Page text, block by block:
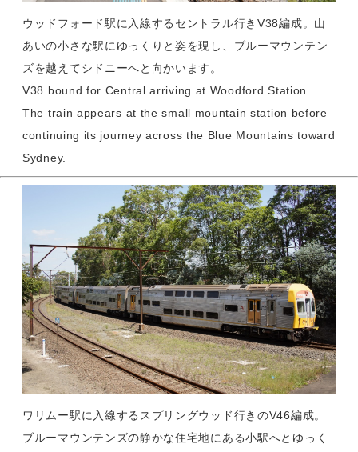
ウッドフォード駅に入線するセントラル行きV38編成。山
あいの小さな駅にゆっくりと姿を現し、ブルーマウンテン
ズを越えてシドニーへと向かいます。
V38 bound for Central arriving at Woodford Station.
The train appears at the small mountain station before
continuing its journey across the Blue Mountains toward
Sydney.
ワリムー駅に入線するスプリングウッド行きのV46編成。
ブルーマウンテンズの静かな住宅地にある小駅へとゆっく